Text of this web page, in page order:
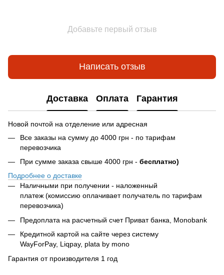
Добавьте первый отзыв
Написать отзыв
Доставка Оплата Гарантия
Новой почтой на отделение или адресная
Все заказы на сумму до 4000 грн - по тарифам
перевозчика
При сумме заказа свыше 4000 грн - бесплатно)
Подробнее о доставке
Наличными при получении - наложенный
платеж (комиссию оплачивает получатель по тарифам
перевозчика)
Предоплата на расчетный счет Приват банка, Monobank
Кредитной картой на сайте через систему
WayForPay, Liqpay, plata by mono
Гарантия от производителя 1 год